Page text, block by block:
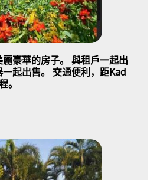
豪華的房子。 與租戶一起出
起出售。 交通便利，距Kad
。